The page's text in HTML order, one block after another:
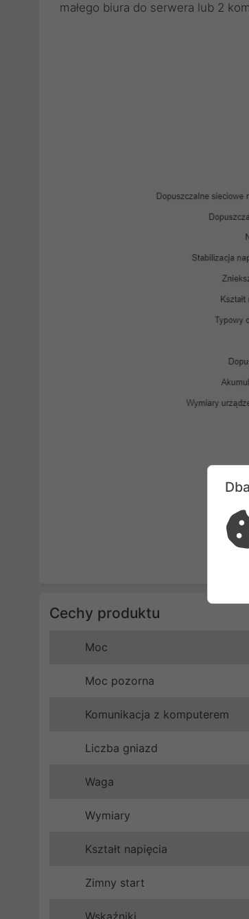
małego biura do serwera lub 2
Cechy produktu
Moc
Moc pozorna
Komunikacja z komputerem
Liczba gniazd
Waga
Wymiary
Kształt napięcia
Zimny start